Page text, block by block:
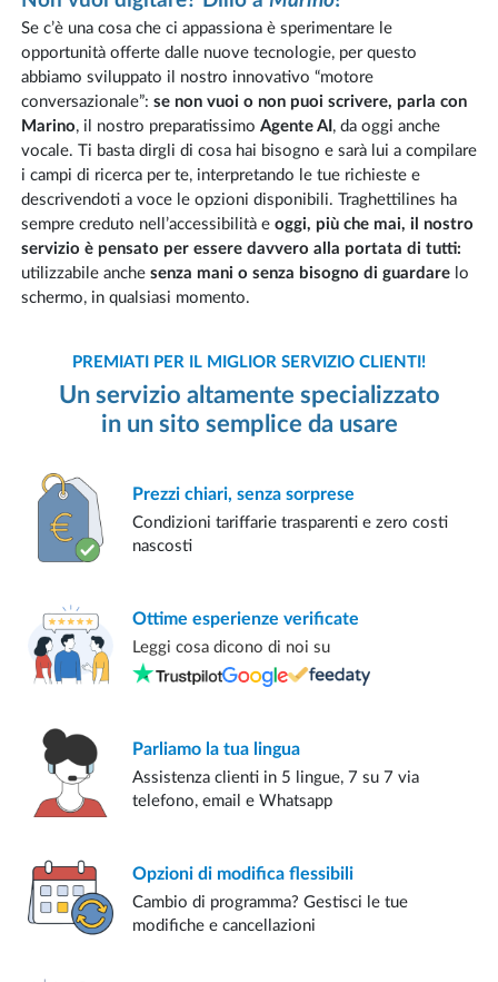
Se c’è una cosa che ci appassiona è sperimentare le
opportunità offerte dalle nuove tecnologie, per questo
abbiamo sviluppato il nostro innovativo “motore
conversazionale”: se non vuoi o non puoi scrivere, parla con
Marino, il nostro preparatissimo Agente AI , da oggi anche
vocale. Ti basta dirgli di cosa hai bisogno e sarà lui a compilare
i campi di ricerca per te, interpretando le tue richieste e
descrivendoti a voce le opzioni disponibili. Traghettilines ha
sempre creduto nell’accessibilità e oggi, più che mai, il nostro
servizio è pensato per essere davvero alla portata di tutti:
utilizzabile anche senza mani o senza bisogno di guardarelo
schermo, in qualsiasi momento.
PREMIATI PER IL MIGLIOR SERVIZIO CLIENTI!
Un servizio altamente specializzato
in un sito semplice da usare
Prezzi chiari, senza sorprese
Condizioni tariffarie trasparenti e zero costi
nascosti
Ottime esperienze verificate
Leggi cosa dicono di noi su
Parliamola tua lingua
Assistenza clienti in 5 lingue, 7 su 7 via
telefono, email e Whatsapp
Opzioni di modificaflessibili
Cambio di programma? Gestisci le tue
modifiche e cancellazioni